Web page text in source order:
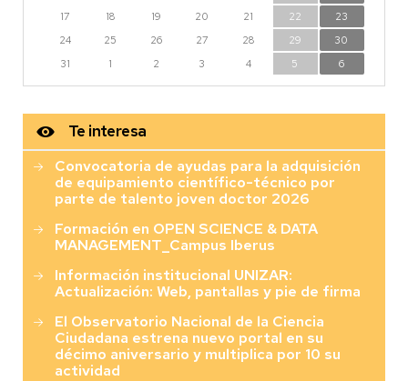
17 18 19 20 21 22
23
24
25 26 27 28 29
30
31
1 2 3 4 5 6
Te interesa
Convocatoria de ayudas para la adquisición
de equipamiento científico-técnico por
parte de talento joven doctor 2026
Formación en OPEN SCIENCE & DATA
MANAGEMENT_Campus Iberus
Información institucional UNIZAR:
Actualización: Web, pantallas y pie de firma
El Observatorio Nacional de la Ciencia
Ciudadana estrena nuevo portal en su
décimo aniversario y multiplica por 10 su
actividad